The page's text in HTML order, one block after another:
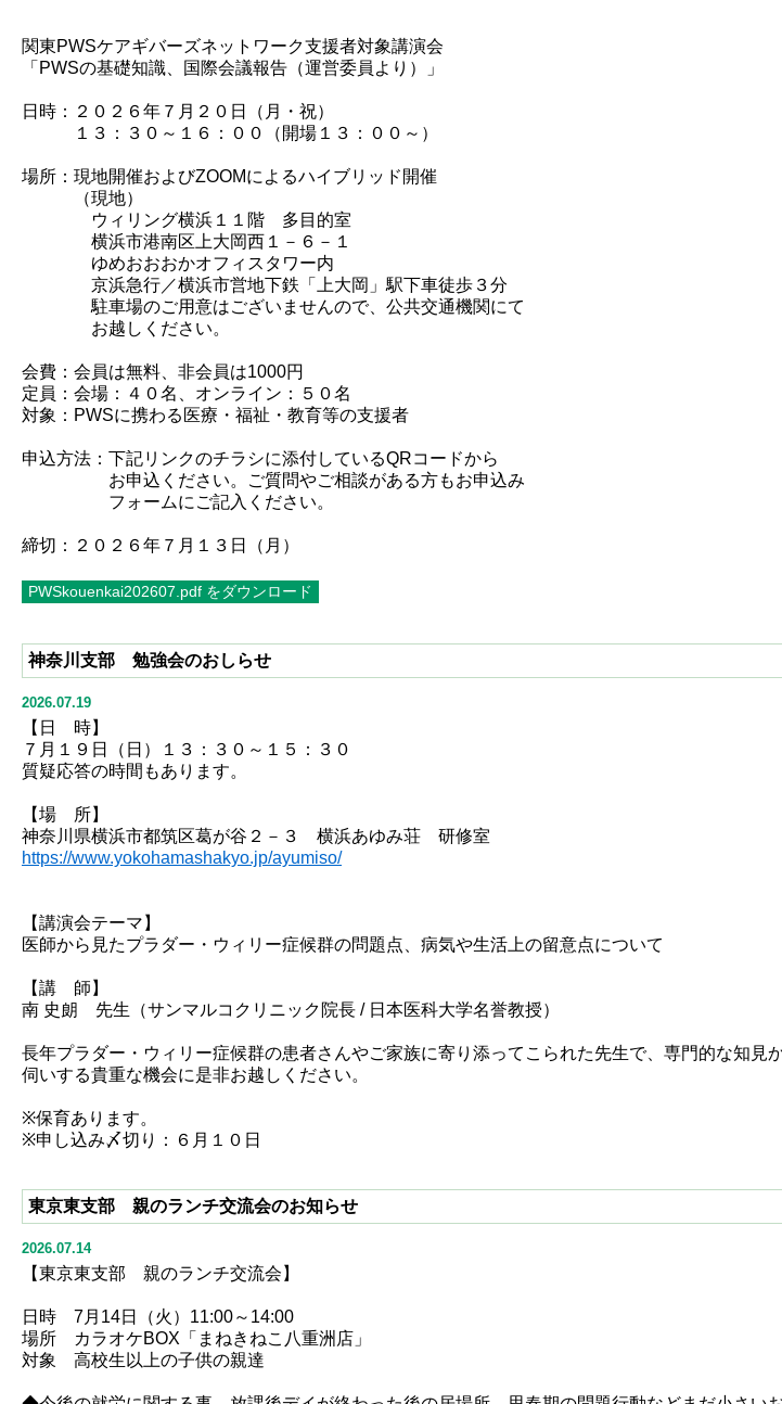
関東PWSケアギバーズネットワーク支援者対象講演会
「PWSの基礎知識、国際会議報告（運営委員より）」
日時：２０２６年７月２０日（月・祝）
１３：３０～１６：００（開場１３：００～）
場所：現地開催およびZOOMによるハイブリッド開催
（現地）
ウィリング横浜１１階 多目的室
横浜市港南区上大岡西１－６－１
ゆめおおおかオフィスタワー内
京浜急行／横浜市営地下鉄「上大岡」駅下車徒歩３分
駐車場のご用意はございませんので、公共交通機関にて
お越しください。
会費：会員は無料、非会員は1000円
定員：会場：４０名、オンライン：５０名
対象：PWSに携わる医療・福祉・教育等の支援者
申込方法：下記リンクのチラシに添付しているQRコードから
お申込ください。ご質問やご相談がある方もお申込み
フォームにご記入ください。
締切：２０２６年７月１３日（月）
神奈川支部 勉強会のおしらせ
2026.07.19
【日 時】
７月１９日（日）１３：３０～１５：３０
質疑応答の時間もあります。
【場 所】
神奈川県横浜市都筑区葛が谷２－３ 横浜あゆみ荘 研修室
https://www.yokohamashakyo.jp/ayumiso/
【講演会テーマ】
医師から見たプラダー・ウィリー症候群の問題点、病気や生活上の留意点について
【講 師】
南 史朗 先生（サンマルコクリニック院長 / 日本医科大学名誉教授）
長年プラダー・ウィリー症候群の患者さんやご家族に寄り添ってこられた先生で、専門的な知
伺いする貴重な機会に是非お越しください。
※保育あります。
※申し込み〆切り：６月１０日
東京東支部 親のランチ交流会のお知らせ
2026.07.14
【東京東支部 親のランチ交流会】
日時 7月14日（火）11:00～14:00
場所 カラオケBOX「まねきねこ八重洲店」
対象 高校生以上の子供の親達